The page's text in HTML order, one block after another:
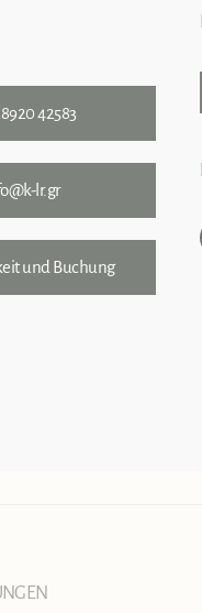
42583
lr.gr
und Buchung